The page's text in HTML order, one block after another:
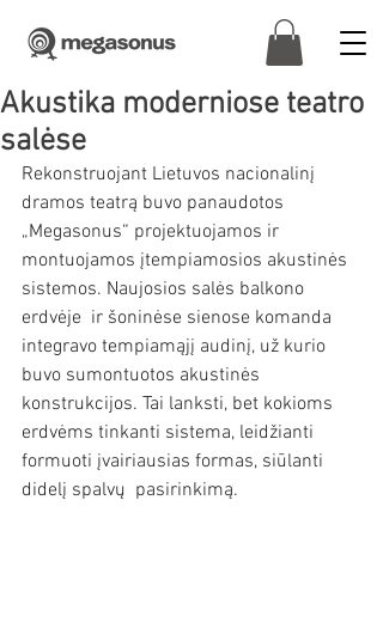
Akustika moderniose teatro
salėse
Rekonstruojant Lietuvos nacionalinį
dramos teatrą buvo panaudotos
„Megasonus“ projektuojamos ir
montuojamos įtempiamosios akustinės
sistemos. Naujosios salės balkono
erdvėje  ir šoninėse sienose komanda
integravo tempiamąjį audinį, už kurio
buvo sumontuotos akustinės
konstrukcijos. Tai lanksti, bet kokioms
erdvėms tinkanti sistema, leidžianti
formuoti įvairiausias formas, siūlanti
didelį spalvų  pasirinkimą.